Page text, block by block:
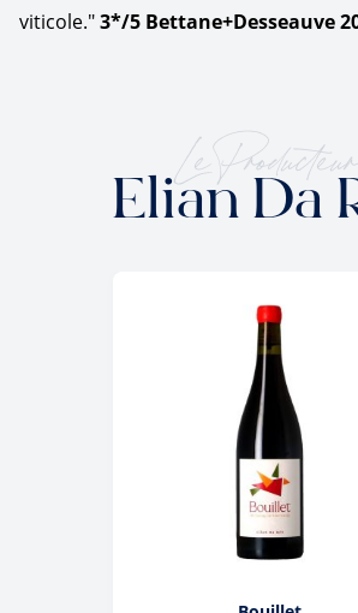
viticole."3*/5 Bettane+Desseauve
Le Producteur
Elian Da